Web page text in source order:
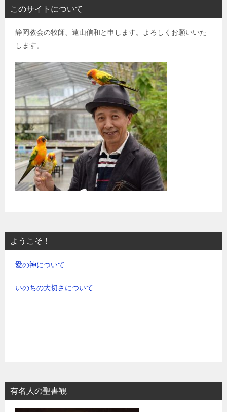
このサイトについて
静岡教会の牧師、遠山信和と申します。よろしくお願いいた
します。
ようこそ！
愛の神について
いのちの大切さについて
有名人の聖書観